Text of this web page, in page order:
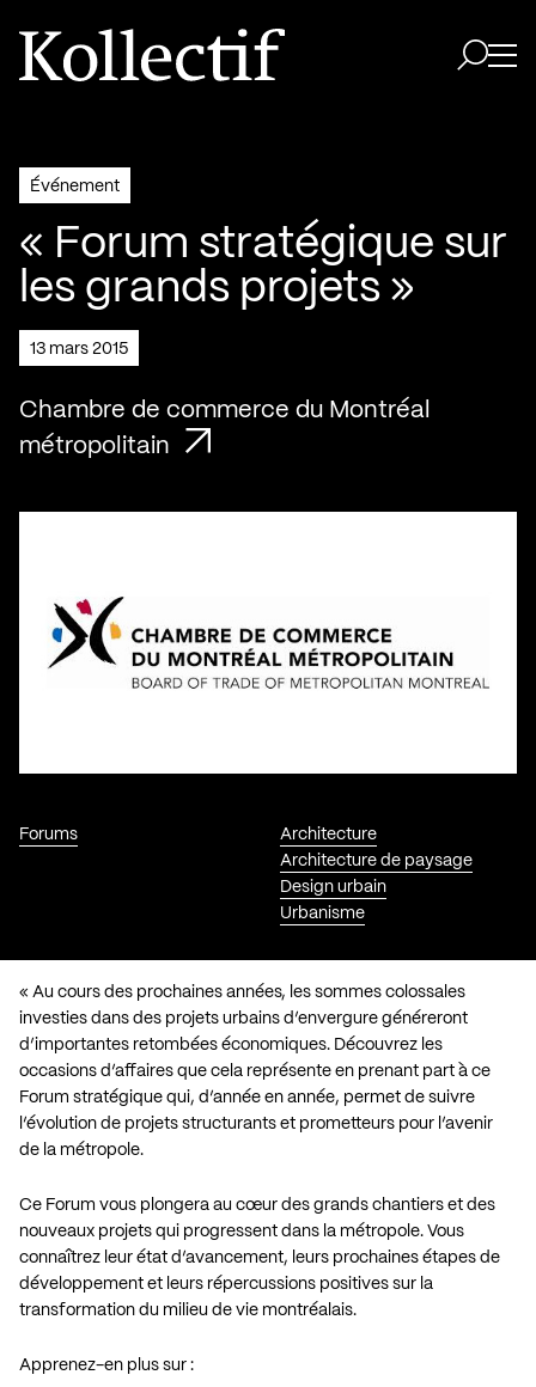
Aller à la page d'accueil
Logo Kollectif
Événement
« Forum stratégique sur
les grands projets »
13 mars 2015
Chambre de commerce du Montréal
métropolitain
Forums
Architecture
Architecture de paysage
Design urbain
Urbanisme
« Au cours des prochaines années, les sommes colossales
investies dans des projets urbains d’envergure généreront
d’importantes retombées économiques. Découvrez les
occasions d’affaires que cela représente en prenant part à ce
Forum stratégique qui, d’année en année, permet de suivre
l’évolution de projets structurants et prometteurs pour l’avenir
de la métropole.
Ce Forum vous plongera au cœur des grands chantiers et des
nouveaux projets qui progressent dans la métropole. Vous
connaîtrez leur état d’avancement, leurs prochaines étapes de
développement et leurs répercussions positives sur la
transformation du milieu de vie montréalais.
Apprenez-en plus sur :